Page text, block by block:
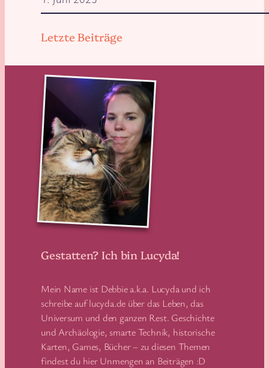
Letzte Beiträge
Gestatten? Ich bin Lucyda!
Mein Name ist Debbie a.k.a. Lucyda und ich
schreibe auf lucyda.de über das Leben, das
Universum und den ganzen Rest. Geschichte
und Archäologie, smarte Technik, historische
Karten, Games, Bücher – zu diesen Themen
findest du hier Unmengen an Beiträgen :D